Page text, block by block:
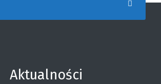
Aktualności